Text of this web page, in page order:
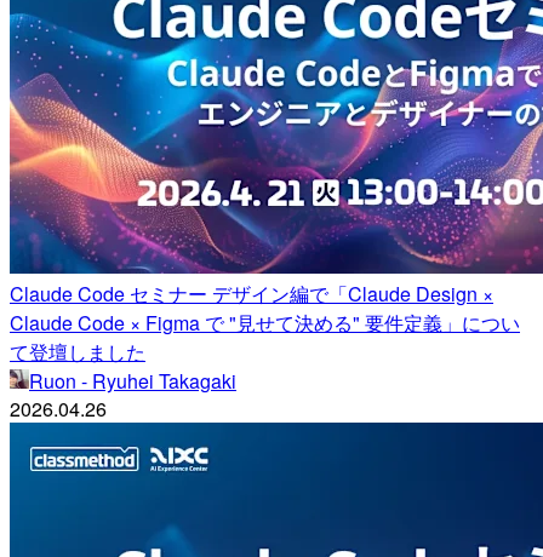
Claude Code セミナー デザイン編で「Claude Design ×
Claude Code × Figma で "見せて決める" 要件定義」につい
て登壇しました
Ruon - Ryuhei Takagaki
2026.04.26